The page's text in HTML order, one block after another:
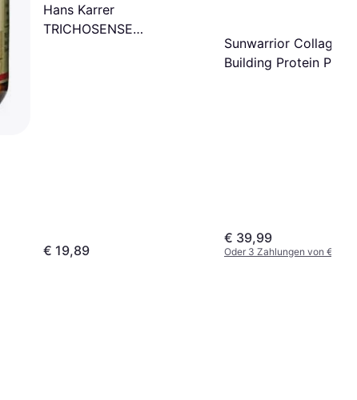
Hans Karrer
TRICHOSENSE
€ 19,89
Sunwarrior Collagen
Building Protein
€ 39,99
Oder 3 Zahlungen von €